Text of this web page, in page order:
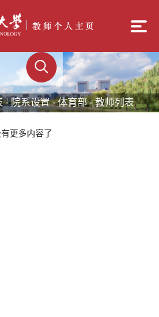
-院系设置- 体育部 - 教师列表
更多内容了